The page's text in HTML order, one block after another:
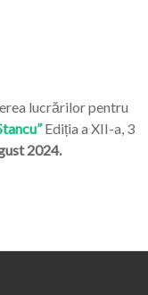
lucrărilor pentru
Ediția a XII-a, 3
2024.